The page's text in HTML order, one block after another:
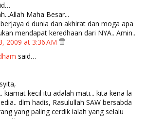
Maha Besar...
d dunia dan akhirat dan moga apa
mendapat keredhaan dari NYA.. Amin..
2009 at 3:36 AM
said…
kiamat kecil itu adalah mati... kita kena la
dlm hadis, Rasulullah SAW bersabda
yang paling cerdik ialah yang selalu